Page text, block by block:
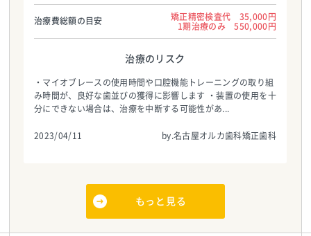
治療費総額の目安
矯正精密検査代 35,000円
1期治療のみ 550,000円
治療のリスク
・マイオブレースの使用時間や口腔機能トレーニングの取り組
み時間が、良好な歯並びの獲得に影響します ・装置の使用を十
分にできない場合は、治療を中断する可能性があ...
2023/04/11 by.名古屋オルカ歯科矯正歯科
もっと見る